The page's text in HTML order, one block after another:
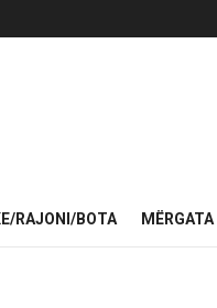
RAJONI/BOTA MËRGATA